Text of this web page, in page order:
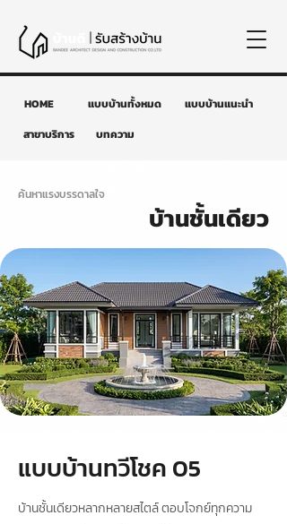
HOME แบบบ้านทั้งหมด
แบบบ้านแนะนำ
สาขาบริการ
บทความ
ค้นหาแรงบรรดาลใจ
บ้านชั้นเดียว
แบบบ้านทวีโชค 05
บ้านชั้นเดียวหลากหลายสไตล์ ตอบโจกย์ทุกความ